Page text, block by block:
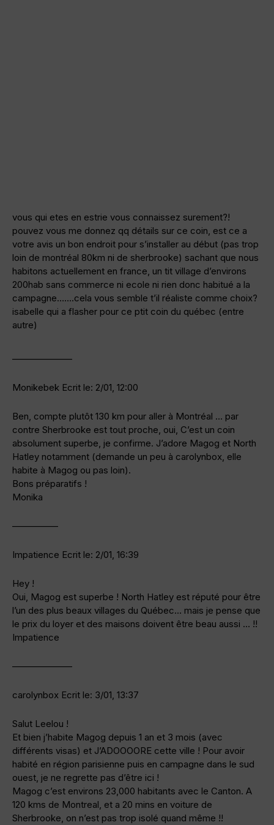
vous qui etes en estrie vous connaissez surement?!
pouvez vous me donnez qq détails sur ce coin, est ce a
votre avis un bon endroit pour s’installer au début (pas trop
loin de montréal 80km ni de sherbrooke) sachant que nous
habitons actuellement en france, un tit village d’environs
200hab sans commerce ni ecole ni rien donc habitué a la
campagne…….cela vous semble t’il réaliste comme choix?
isabelle qui a flasher pour ce ptit coin du québec (entre
autre)
——————–
Monikebek Ecrit le: 2/01, 12:00
Ben, compte plutôt 130 km pour aller à Montréal … par
contre Sherbrooke est tout proche, oui, C’est un coin
absolument superbe, je confirme. J’adore Magog et North
Hatley notamment (demande un peu à carolynbox, elle
habite à Magog ou pas loin).
Bons préparatifs !
Monika
—————
Impatience Ecrit le: 2/01, 16:39
Hey !
Oui, Magog est superbe ! North Hatley est réputé pour être
l’un des plus beaux villages du Québec… mais je pense que
le prix du loyer et des maisons doivent être beau aussi … !!
Impatience
——————–
carolynbox Ecrit le: 3/01, 13:37
Salut Leelou !
Et bien j’habite Magog depuis 1 an et 3 mois (avec
différents visas) et J’ADOOOORE cette ville ! Pour avoir
habité en région parisienne puis en campagne dans le sud
ouest, je ne regrette pas d’être ici !
Magog c’est environs 23,000 habitants avec le Canton. A
120 kms de Montreal, et a 20 mins en voiture de
Sherbrooke, on n’est pas trop isolé quand même !!